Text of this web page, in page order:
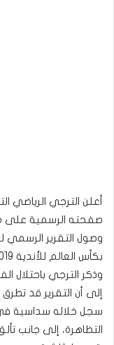
صفحته الرسمية على
وصول التقرير الرسمي
بكأس العالم للأندية 2019، أمس الخميس إلى إدارة الفريق.
وذكر الترجي باحتلال
إلى أن التقرير قد
سجل خلاله سداسية
التظاهرة، إلى جانب